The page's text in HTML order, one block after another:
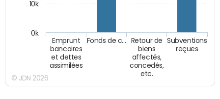
Emprunt
bancaires
et dettes
assimilées
Fonds de c…
Retour de
biens
affectés,
concedés,
etc.
Subventions
reçues
0k
10k
© JDN 2026